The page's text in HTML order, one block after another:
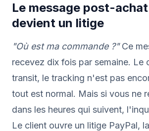
Le message post-
devient un litige
"Où est ma commande ?"Ce
recevez dix fois par semaine. Le
transit, le tracking n'est pas
tout est normal. Mais si vous ne
dans les heures qui suivent,
Le client ouvre un litige PayPal,